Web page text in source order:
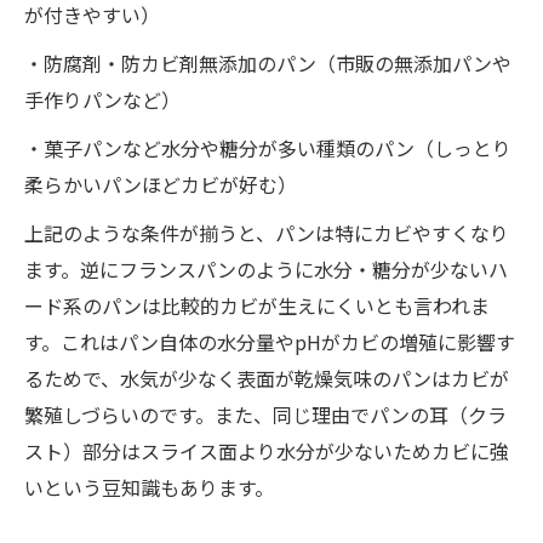
が付きやすい）
・防腐剤・防カビ剤無添加のパン（市販の無添加パンや
手作りパンなど）
・菓子パンなど水分や糖分が多い種類のパン（しっとり
柔らかいパンほどカビが好む）
上記のような条件が揃うと、パンは特にカビやすくなり
ます。逆にフランスパンのように水分・糖分が少ないハ
ード系のパンは比較的カビが生えにくいとも言われま
す。これはパン自体の水分量やpHがカビの増殖に影響す
るためで、水気が少なく表面が乾燥気味のパンはカビが
繁殖しづらいのです。また、同じ理由でパンの耳（クラ
スト）部分はスライス面より水分が少ないためカビに強
いという豆知識もあります。